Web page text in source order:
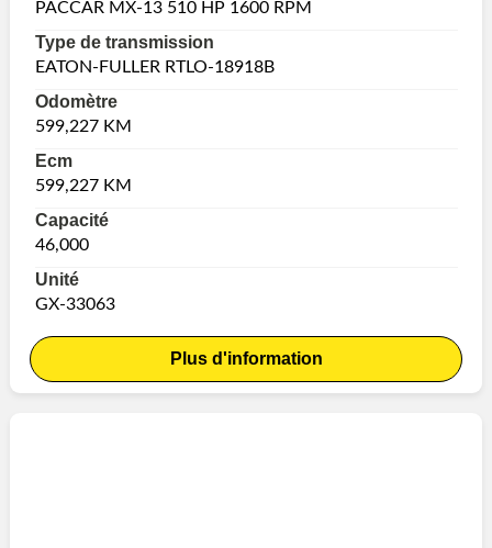
PACCAR MX-13 510 HP 1600 RPM
Type de transmission
EATON-FULLER RTLO-18918B
Odomètre
599,227 KM
Ecm
599,227 KM
Capacité
46,000
Unité
GX-33063
Plus d'information